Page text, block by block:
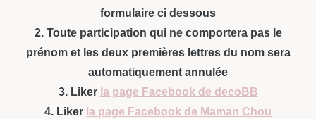
formulaire ci dessous
2. Toute participation qui ne comportera pas le
prénom et les deux premières lettres du nom sera
automatiquement annulée
3. Liker la page Facebook de decoBB
4. Liker la page Facebook de Maman Chou